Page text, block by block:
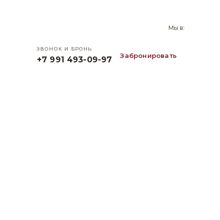
Мы в:
ЗВОНОК И БРОНЬ
+7 991 493-09-97 Забронировать